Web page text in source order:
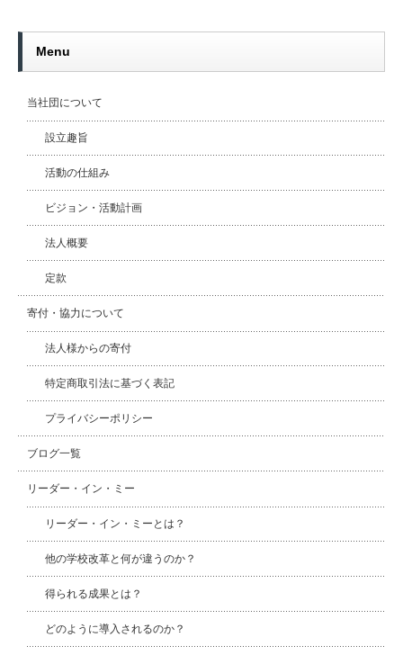
Menu
当社団について
設立趣旨
活動の仕組み
ビジョン・活動計画
法人概要
定款
寄付・協力について
法人様からの寄付
特定商取引法に基づく表記
プライバシーポリシー
ブログ一覧
リーダー・イン・ミー
リーダー・イン・ミーとは？
他の学校改革と何が違うのか？
得られる成果とは？
どのように導入されるのか？